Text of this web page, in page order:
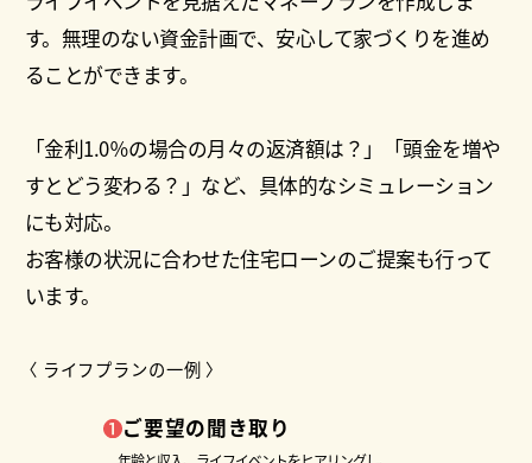
す。無理のない資金計画で、安心して家づくりを進め
ることができます。
「金利1.0％の場合の月々の返済額は？」「頭金を増や
すとどう変わる？」など、具体的なシミュレーション
にも対応。
お客様の状況に合わせた住宅ローンのご提案も行って
います。
〈 ライフプランの一例 〉
ご要望の聞き取り